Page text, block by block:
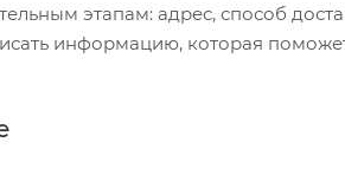
этапам: адрес, способ
информацию, которая